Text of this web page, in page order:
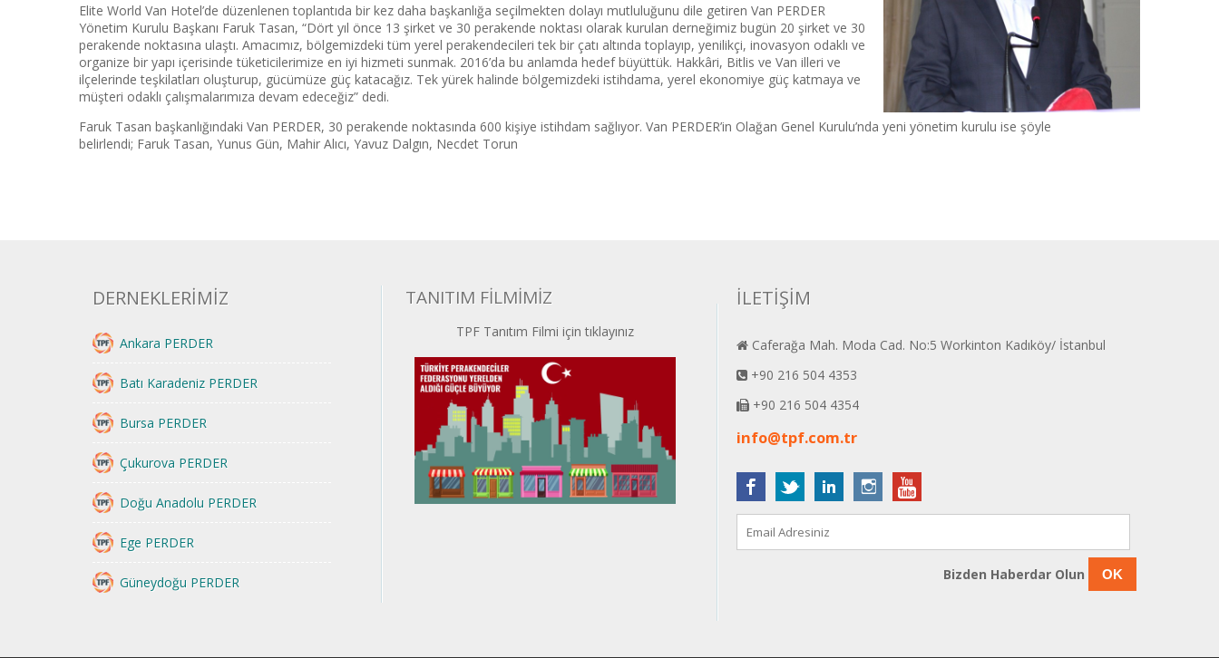
Elite World Van Hotel’de düzenlenen toplantıda bir kez daha başkanlığa seçilmekten dolayı mutluluğunu dile getiren Van PERDER
Yönetim Kurulu Başkanı Faruk Tasan, “Dört yıl önce 13 şirket ve 30 perakende noktası olarak kurulan derneğimiz bugün 20 şirket ve 30
perakende noktasına ulaştı. Amacımız, bölgemizdeki tüm yerel perakendecileri tek bir çatı altında toplayıp, yenilikçi, inovasyon odaklı ve
organize bir yapı içerisinde tüketicilerimize en iyi hizmeti sunmak. 2016’da bu anlamda hedef büyüttük. Hakkâri, Bitlis ve Van illeri ve
ilçelerinde teşkilatları oluşturup, gücümüze güç katacağız. Tek yürek halinde bölgemizdeki istihdama, yerel ekonomiye güç katmaya ve
müşteri odaklı çalışmalarımıza devam edeceğiz” dedi.
Faruk Tasan başkanlığındaki Van PERDER, 30 perakende noktasında 600 kişiye istihdam sağlıyor. Van PERDER’in Olağan Genel Kurulu’nda yeni yönetim kurulu ise şöyle
belirlendi; Faruk Tasan, Yunus Gün, Mahir Alıcı, Yavuz Dalgın, Necdet Torun
DERNEKLERİMİZ
Ankara PERDER
Batı Karadeniz PERDER
Bursa PERDER
Çukurova PERDER
Doğu Anadolu PERDER
Ege PERDER
Güneydoğu PERDER
TANITIM FİLMİMİZ
TPF Tanıtım Filmi için tıklayınız
İLETİŞİM
Caferağa Mah. Moda Cad. No:5 Workinton Kadıköy/ İstanbul
+90 216 504 4353
+90 216 504 4354
info@tpf.com.tr
Bizden Haberdar Olun OK